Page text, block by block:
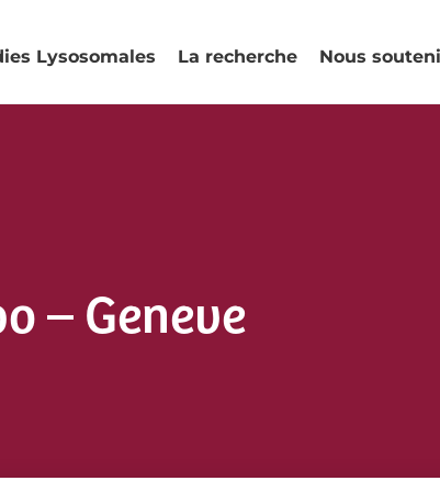
Lysosomales La recherche Nous
– Geneve